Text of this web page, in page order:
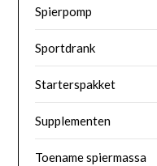
Spierpomp
Sportdrank
Starterspakket
Supplementen
Toename spiermassa